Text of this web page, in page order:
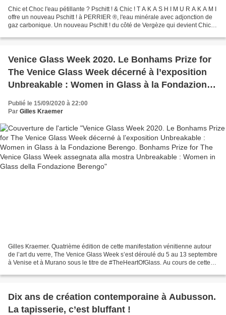
Chic et Choc l'eau pétillante ? Pschitt ! & Chic ! T A K A S H I M U R A K A M I
offre un nouveau Pschitt ! à PERRIER ®, l'eau minérale avec adjonction de
gaz carbonique. Un nouveau Pschitt ! du côté de Vergèze qui devient Chic !
Venice Glass Week 2020. Le Bonhams Prize for
The Venice Glass Week décerné à l’exposition
Unbreakable : Women in Glass à la Fondazione
Berengo. Bonhams Prize for The Venice Glass
Week assegnata alla mostra Unbreakable :
Publié le 15/09/2020 à 22:00
Par Gilles Kraemer
Gilles Kraemer. Quatrième édition de cette manifestation vénitienne autour
de l’art du verre, The Venice Glass Week s’est déroulé du 5 au 13 septembre
à Venise et à Murano sous le titre de #TheHeartOfGlass. Au cours de cette
Dix ans de création contemporaine à Aubusson.
La tapisserie, c’est bluffant !